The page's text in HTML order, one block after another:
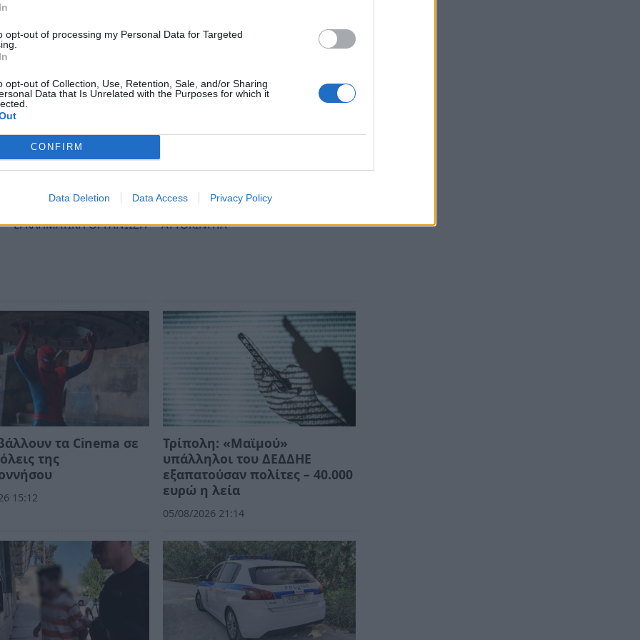
opt-out of processing my Personal Data for Targeted
opt-out of Collection, Use, Retention, Sale, and/or Sharing
Data that Is Unrelated with the Purposes for which it
CONFIRM
Data Deletion Data Access Privacy Policy
το οποίο πάντως φέρονται ότι είχαν
του anagnostis.org. Σε βάρος των
για εγκληματική οργάνωση, απάτες
επάγγελμα, με την οποία θα οδηγηθούν
.
και μάθετε πρώτοιόλες τις ειδήσεις
ΕΓΚΛΗΜΑΤΙΚΗ ΟΡΓΑΝΩΣΗ ΑΥΤΟΚΙΝΗΤΑ
τα Cinema σε
της
15:12
Τρίπολη: «Μαϊμού»
υπάλληλοι του ΔΕΔΔΗΕ
εξαπατούσαν πολίτες – 40.000
ευρώ η λεία
05/08/2026 21:14